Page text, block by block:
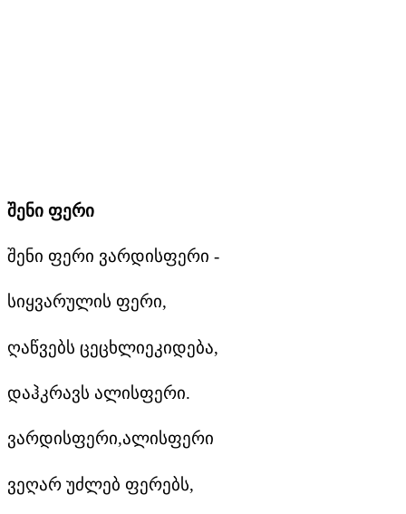
შენი ფერი
შენი ფერი ვარდისფერი -
სიყვარულის ფერი,
ღაწვებს ცეცხლიეკიდება,
დაჰკრავს ალისფერი.
ვარდისფერი,ალისფერი
ვეღარ უძლებ ფერებს,